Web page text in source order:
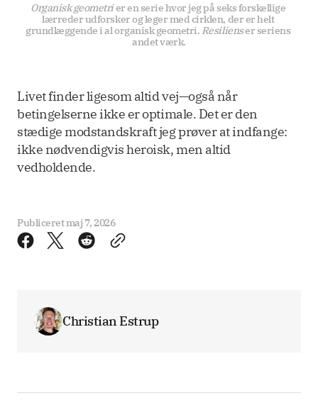
Organisk geometri er en serie hvor jeg på seks forskellige
lærreder udforsker og leger med cirklen, der er helt
grundlæggende i al organisk geometri. Resiliens er seriens
andet værk.
Livet finder ligesom altid vej—også når
betingelserne ikke er optimale. Det er den
stædige modstandskraft jeg prøver at indfange:
ikke nødvendigvis heroisk, men altid
vedholdende.
Publiceretmaj 7, 2026
Christian Estrup